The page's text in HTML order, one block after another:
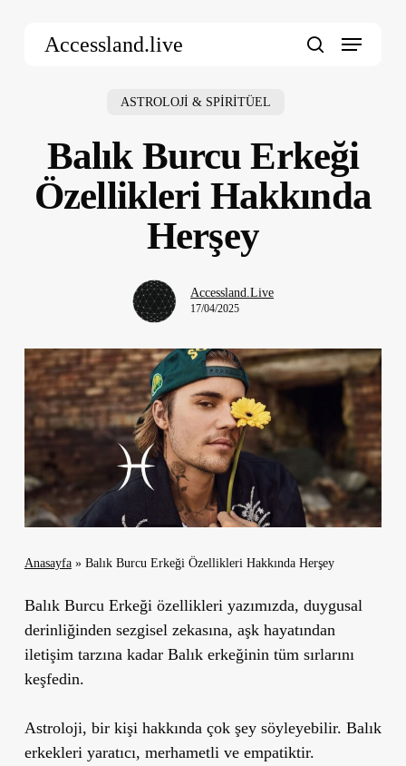
Accessland.live Menu
ASTROLOJİ & SPİRİTÜEL
Balık Burcu Erkeği
Özellikleri Hakkında
Herşey
Accessland.Live
17/04/2025
Anasayfa» Balık Burcu Erkeği Özellikleri Hakkında Herşey
Balık Burcu Erkeği özellikleri yazımızda, duygusal
derinliğinden sezgisel zekasına, aşk hayatından
iletişim tarzına kadar Balık erkeğinin tüm sırlarını
keşfedin.
Astroloji, bir kişi hakkında çok şey söyleyebilir. Balık
erkekleri yaratıcı, merhametli ve empatiktir.